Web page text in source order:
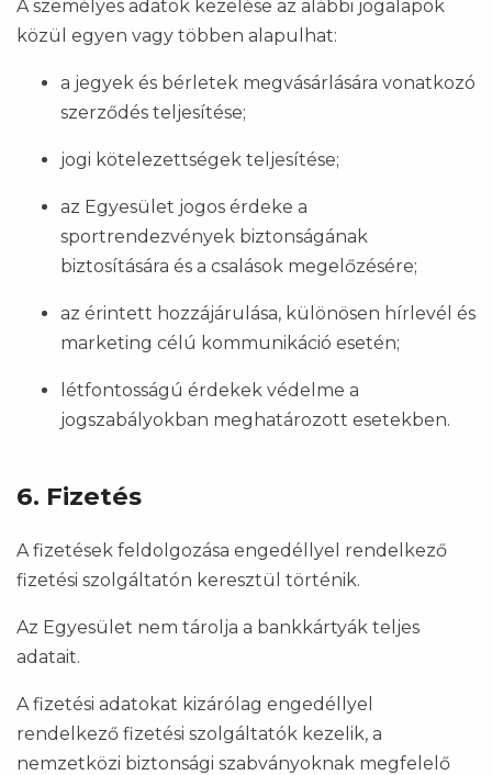
A személyes adatok kezelése az alábbi jogalapok
közül egyen vagy többen alapulhat:
a jegyek és bérletek megvásárlására vonatkozó
szerződés teljesítése;
jogi kötelezettségek teljesítése;
az Egyesület jogos érdeke a
sportrendezvények biztonságának
biztosítására és a csalások megelőzésére;
az érintett hozzájárulása, különösen hírlevél és
marketing célú kommunikáció esetén;
létfontosságú érdekek védelme a
jogszabályokban meghatározott esetekben.
6. Fizetés
A fizetések feldolgozása engedéllyel rendelkező
fizetési szolgáltatón keresztül történik.
Az Egyesület nem tárolja a bankkártyák teljes
adatait.
A fizetési adatokat kizárólag engedéllyel
rendelkező fizetési szolgáltatók kezelik, a
nemzetközi biztonsági szabványoknak megfelelő